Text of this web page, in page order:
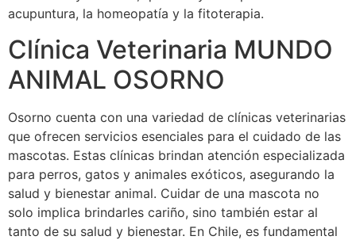
acupuntura, la homeopatía y la fitoterapia.
Clínica Veterinaria MUNDO
ANIMAL OSORNO
Osorno cuenta con una variedad de clínicas veterinarias
que ofrecen servicios esenciales para el cuidado de las
mascotas. Estas clínicas brindan atención especializada
para perros, gatos y animales exóticos, asegurando la
salud y bienestar animal. Cuidar de una mascota no
solo implica brindarles cariño, sino también estar al
tanto de su salud y bienestar. En Chile, es fundamental